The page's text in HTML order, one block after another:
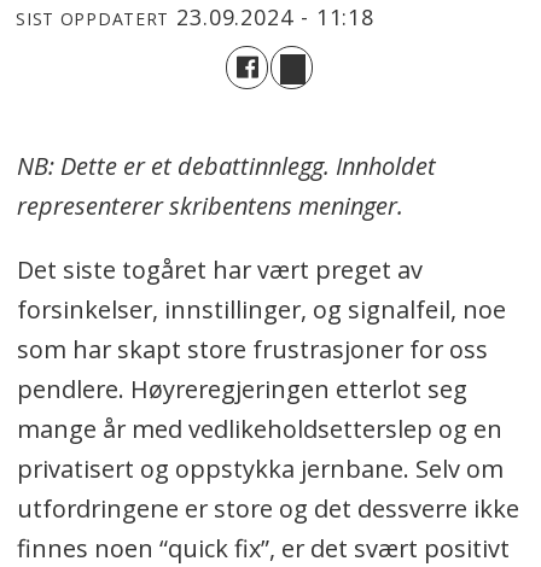
SIST OPPDATERT 23.09.2024 - 11:18
NB: Dette er et debattinnlegg. Innholdet
representerer skribentens meninger.
Det siste togåret har vært preget av
forsinkelser, innstillinger, og signalfeil, noe
som har skapt store frustrasjoner for oss
pendlere. Høyreregjeringen etterlot seg
mange år med vedlikeholdsetterslep og en
privatisert og oppstykka jernbane. Selv om
utfordringene er store og det dessverre ikke
finnes noen “quick fix”, er det svært positivt